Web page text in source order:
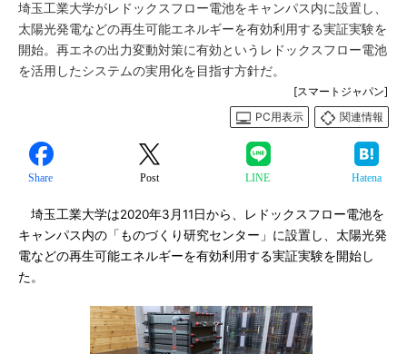
埼玉工業大学がレドックスフロー電池をキャンパス内に設置し、
太陽光発電などの再生可能エネルギーを有効利用する実証実験を
開始。再エネの出力変動対策に有効というレドックスフロー電池
を活用したシステムの実用化を目指す方針だ。
[スマートジャパン]
PC用表示
関連情報
Share Post LINE Hatena
埼玉工業大学は2020年3月11日から、レドックスフロー電池を
キャンパス内の「ものづくり研究センター」に設置し、太陽光発
電などの再生可能エネルギーを有効利用する実証実験を開始し
た。